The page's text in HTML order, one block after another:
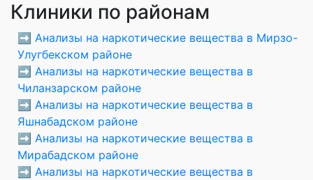
Клиники по районам
➡️ Анализы на наркотические вещества в Мирзо-
Улугбекском районе
➡️ Анализы на наркотические вещества в
Чиланзарском районе
➡️ Анализы на наркотические вещества в
Яшнабадском районе
➡️ Анализы на наркотические вещества в
Мирабадском районе
➡️ Анализы на наркотические вещества в